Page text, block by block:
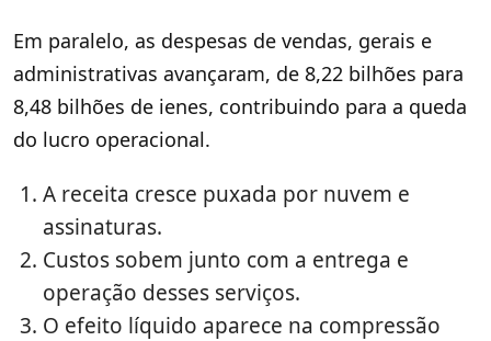
Em paralelo, as despesas de vendas, gerais e
administrativas avançaram, de 8,22 bilhões para
8,48 bilhões de ienes, contribuindo para a queda
do lucro operacional.
A receita cresce puxada por nuvem e
assinaturas.
Custos sobem junto com a entrega e
operação desses serviços.
O efeito líquido aparece na compressão